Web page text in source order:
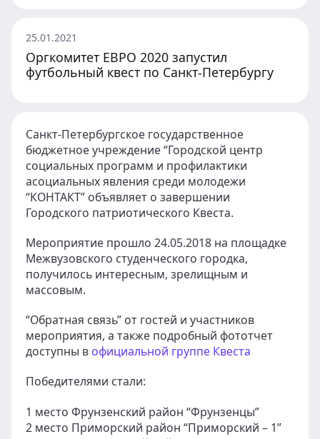
25.01.2021
Оргкомитет ЕВРО 2020 запустил
футбольный квест по Санкт-Петербургу
Санкт-Петербургское государственное
бюджетное учреждение “Городской центр
социальных программ и профилактики
асоциальных явления среди молодежи
“КОНТАКТ” объявляет о завершении
Городского патриотического Квеста.
Мероприятие прошло 24.05.2018 на площадке
Межвузовского студенческого городка,
получилось интересным, зрелищным и
массовым.
“Обратная связь” от гостей и участников
мероприятия, а также подробный фототчет
доступны в официальной группе Квеста
Победителями стали:
1 место Фрунзенский район “Фрунзенцы”
2 место Приморский район “Приморский – 1”